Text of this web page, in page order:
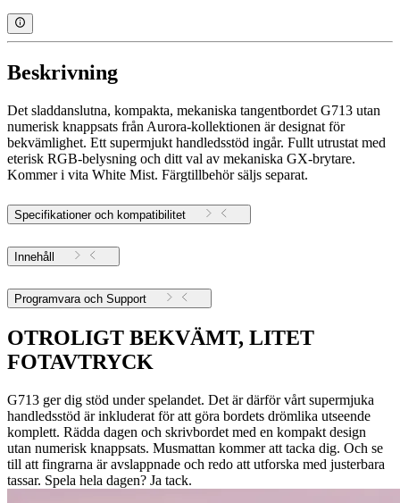
Beskrivning
Det sladdanslutna, kompakta, mekaniska tangentbordet G713 utan
numerisk knappsats från Aurora-kollektionen är designat för
bekvämlighet. Ett supermjukt handledsstöd ingår. Fullt utrustat med
eterisk RGB-belysning och ditt val av mekaniska GX-brytare.
Kommer i vita White Mist. Färgtillbehör säljs separat.
Specifikationer och kompatibilitet
Innehåll
Programvara och Support
OTROLIGT BEKVÄMT, LITET
FOTAVTRYCK
G713 ger dig stöd under spelandet. Det är därför vårt supermjuka
handledsstöd är inkluderat för att göra bordets drömlika utseende
komplett. Rädda dagen och skrivbordet med en kompakt design
utan numerisk knappsats. Musmattan kommer att tacka dig. Och se
till att fingrarna är avslappnade och redo att utforska med justerbara
tassar. Spela hela dagen? Ja tack.